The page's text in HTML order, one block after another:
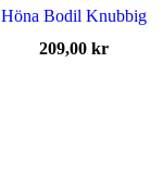
Höna Bodil Knubbig
209,00 kr